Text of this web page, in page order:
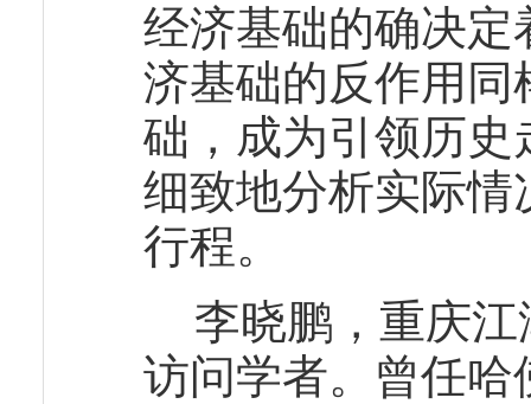
经济基础的确决
济基础的反作用
础，成为引领历
细致地分析实际
行程。
李晓鹏，重庆
访问学者。曾任